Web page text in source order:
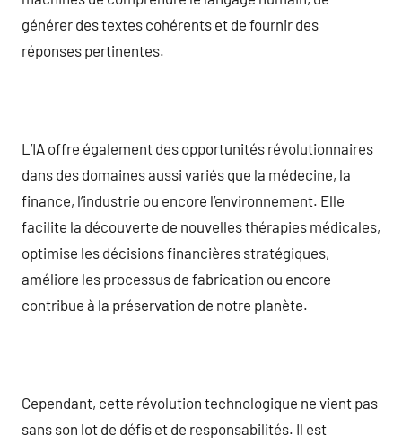
générer des textes cohérents et de fournir des
réponses pertinentes.
L’IA offre également des opportunités révolutionnaires
dans des domaines aussi variés que la médecine, la
finance, l’industrie ou encore l’environnement. Elle
facilite la découverte de nouvelles thérapies médicales,
optimise les décisions financières stratégiques,
améliore les processus de fabrication ou encore
contribue à la préservation de notre planète.
Cependant, cette révolution technologique ne vient pas
sans son lot de défis et de responsabilités. Il est